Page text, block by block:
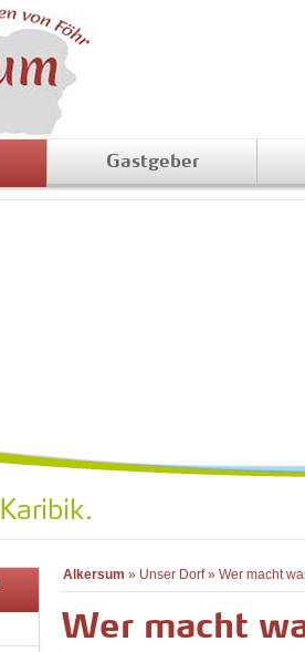
Gastgeber
Alkersum » Unser Dorf» Wer macht
Wer macht